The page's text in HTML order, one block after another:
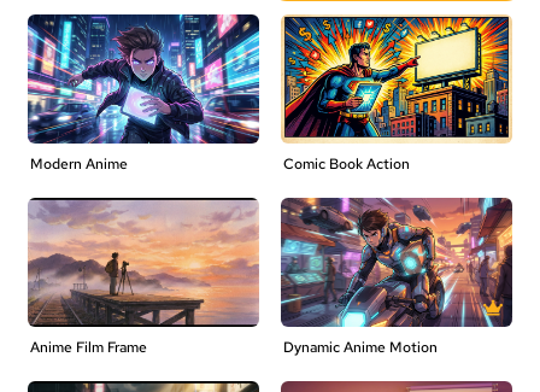
Modern Anime Comic Book Action
Anime Film Frame Dynamic Anime Motion